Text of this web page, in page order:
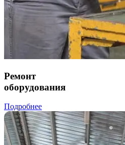
Ремонт
оборудования
Подробнее